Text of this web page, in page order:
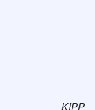
KIPP